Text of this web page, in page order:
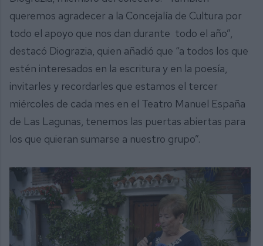
queremos agradecer a la Concejalía de Cultura por
todo el apoyo que nos dan durante todo el año”,
destacó Diograzia, quien añadió que “a todos los que
estén interesados en la escritura y en la poesía,
invitarles y recordarles que estamos el tercer
miércoles de cada mes en el Teatro Manuel España
de Las Lagunas, tenemos las puertas abiertas para
los que quieran sumarse a nuestro grupo”.